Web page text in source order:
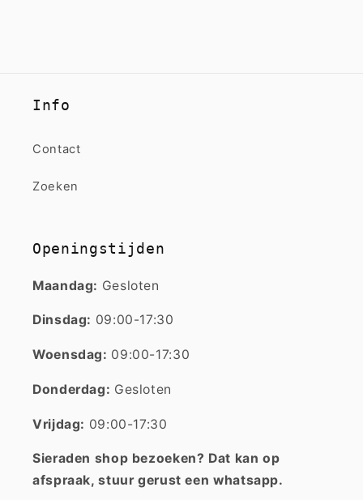
Info
Contact
Zoeken
Openingstijden
Maandag: Gesloten
Dinsdag: 09:00-17:30
Woensdag: 09:00-17:30
Donderdag: Gesloten
Vrijdag: 09:00-17:30
Sieraden shop bezoeken? Dat kan op
afspraak, stuur gerust een whatsapp.